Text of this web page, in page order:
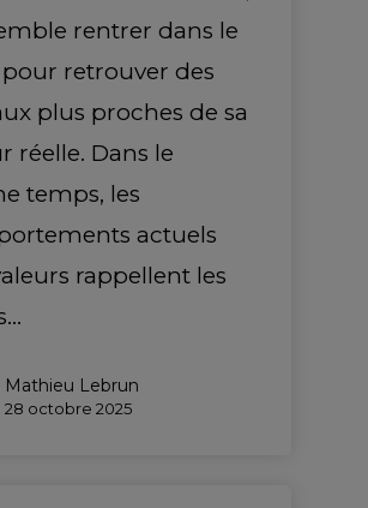
rentrer dans le
retrouver des
plus proches de sa
réelle. Dans le
temps, les
actuels
rappellent les
Mathieu Lebrun
28 octobre 2025